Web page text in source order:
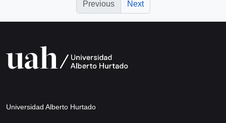
Previous Next
Universidad Alberto Hurtado